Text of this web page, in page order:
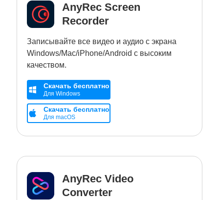
AnyRec Screen
Recorder
Записывайте все видео и аудио с экрана
Windows/Mac/iPhone/Android с высоким
качеством.
Скачать бесплатно
Для Windows
Скачать бесплатно
Для macOS
AnyRec Video
Converter